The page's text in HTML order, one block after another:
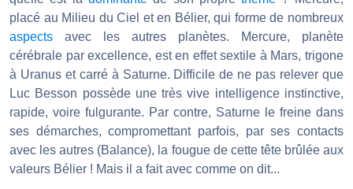
placé au Milieu du Ciel et en Bélier, qui forme de nombreux
aspects avec les autres planètes. Mercure, planète
cérébrale par excellence, est en effet sextile à Mars, trigone
à Uranus et carré à Saturne. Difficile de ne pas relever que
Luc Besson possède une très vive intelligence instinctive,
rapide, voire fulgurante. Par contre, Saturne le freine dans
ses démarches, compromettant parfois, par ses contacts
avec les autres (Balance), la fougue de cette tête brûlée aux
valeurs Bélier ! Mais il a fait avec comme on dit...